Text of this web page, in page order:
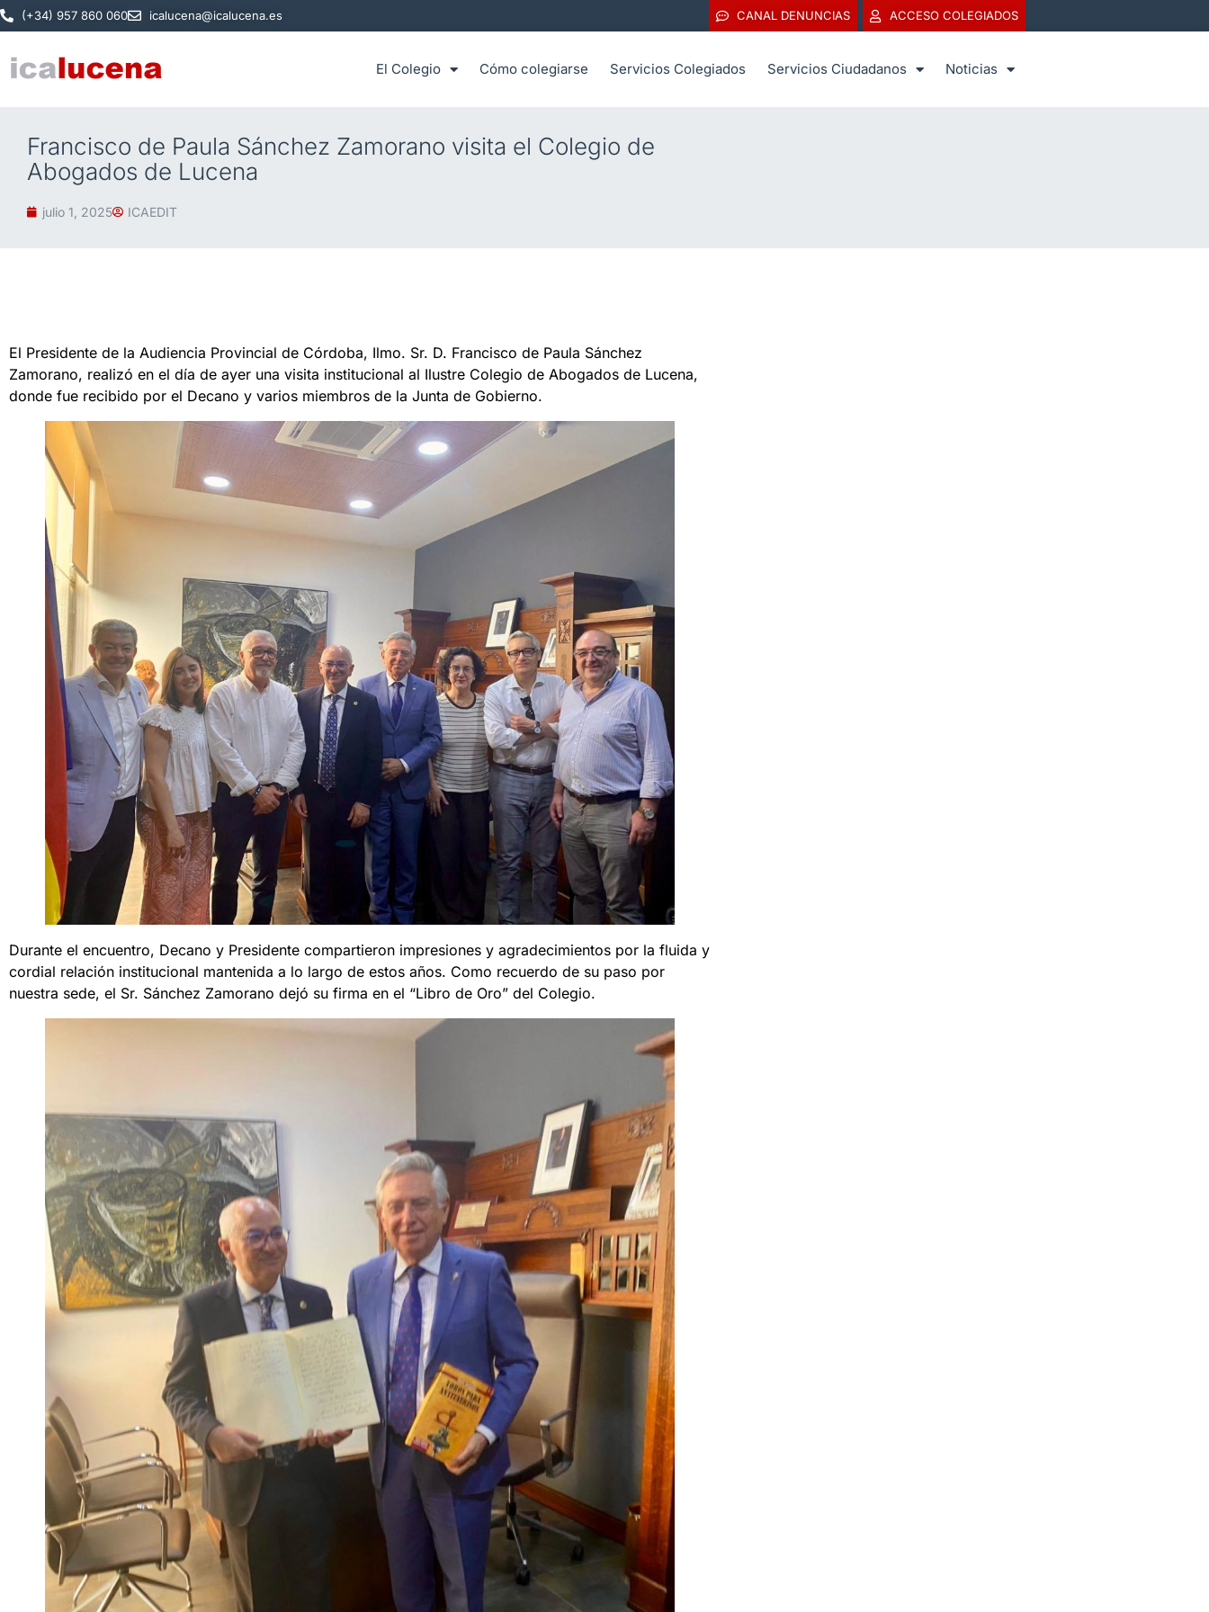
(+34) 957 860 060 icalucena@icalucena.es CANAL DENUNCIAS ACCESO COLEGIADOS
El Colegio Cómo colegiarse Servicios Colegiados Servicios Ciudadanos Noticias
Francisco de Paula Sánchez Zamorano visita el Colegio de
Abogados de Lucena
julio 1, 2025 ICAEDIT
El Presidente de la Audiencia Provincial de Córdoba, Ilmo. Sr. D. Francisco de Paula Sánchez
Zamorano, realizó en el día de ayer una visita institucional al Ilustre Colegio de Abogados de Lucena,
donde fue recibido por el Decano y varios miembros de la Junta de Gobierno.
Durante el encuentro, Decano y Presidente compartieron impresiones y agradecimientos por la fluida y
cordial relación institucional mantenida a lo largo de estos años. Como recuerdo de su paso por
nuestra sede, el Sr. Sánchez Zamorano dejó su firma en el “Libro de Oro” del Colegio.